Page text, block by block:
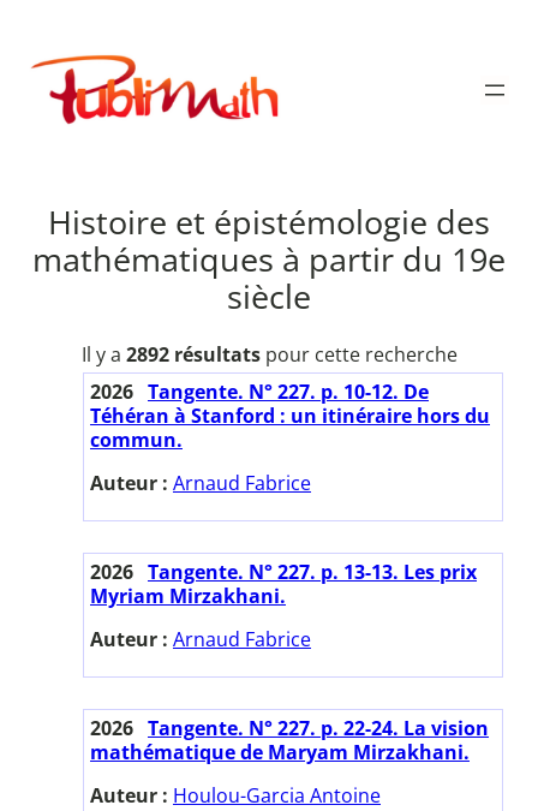
contenu
Publimath
Histoire et épistémologie des
mathématiques à partir du 19e
siècle
Il y a 2892 résultatspour cette recherche
2026 Tangente. N° 227. p. 10-12. De
Téhéran à Stanford : un itinéraire hors du
commun.
Auteur : Arnaud Fabrice
2026 Tangente. N° 227. p. 13-13. Les prix
Myriam Mirzakhani.
Auteur : Arnaud Fabrice
2026 Tangente. N° 227. p. 22-24. La vision
mathématique de Maryam Mirzakhani.
Auteur : Houlou-Garcia Antoine